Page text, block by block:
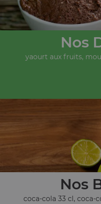
Nos
yaourt aux fruits,
Nos
coca-cola 33 cl, coca-